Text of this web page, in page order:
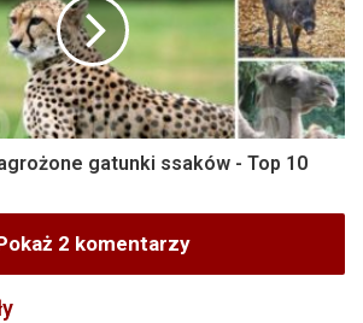
gatunki ssaków - Top 10
2 komentarzy